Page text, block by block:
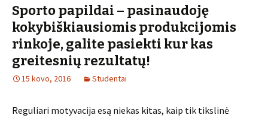
Sporto papildai – pasinaudoję
kokybiškiausiomis produkcijomis
rinkoje, galite pasiekti kur kas
greitesnių rezultatų!
15 kovo, 2016 Studentai
Reguliari motyvacija esą niekas kitas, kaip tik tikslinė